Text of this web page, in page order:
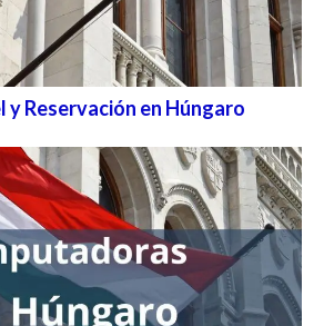
y Reservación en Húngaro